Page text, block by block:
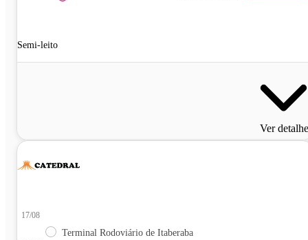
Semi-leito
Ver
17/08
Terminal Rodoviário de Itaberaba